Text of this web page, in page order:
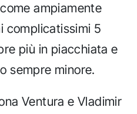
ampiamente
complicatissimi 5
più in piacchiata e
sempre minore.
Ventura e Vladimir